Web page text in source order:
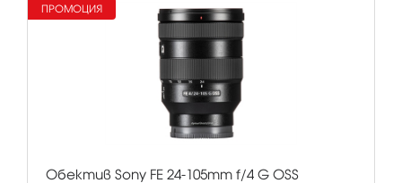
Обектив Sony FE 24-105mm f/4 G OSS
ПРОМОЦИЯ